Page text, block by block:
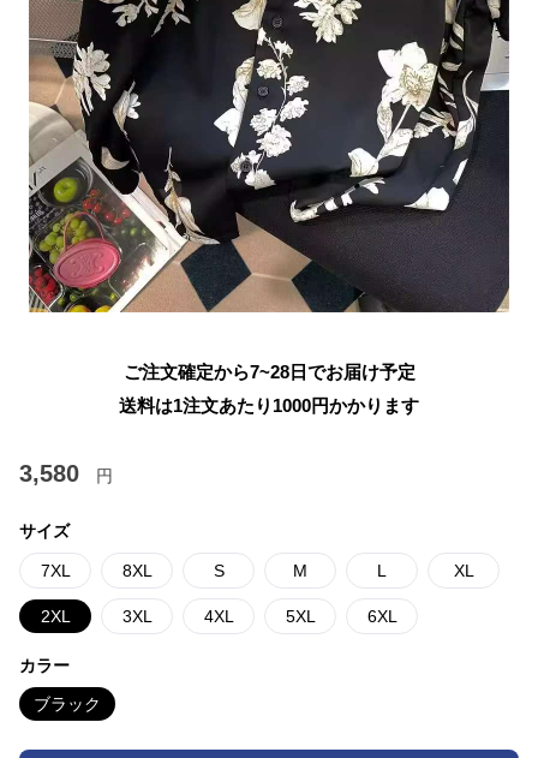
ご注文確定から7~28日でお届け予定
送料は1注文あたり 1000円かかります
3,580 円
サイズ
7XL 8XL S M L XL
2XL 3XL 4XL 5XL 6XL
カラー
ブラック